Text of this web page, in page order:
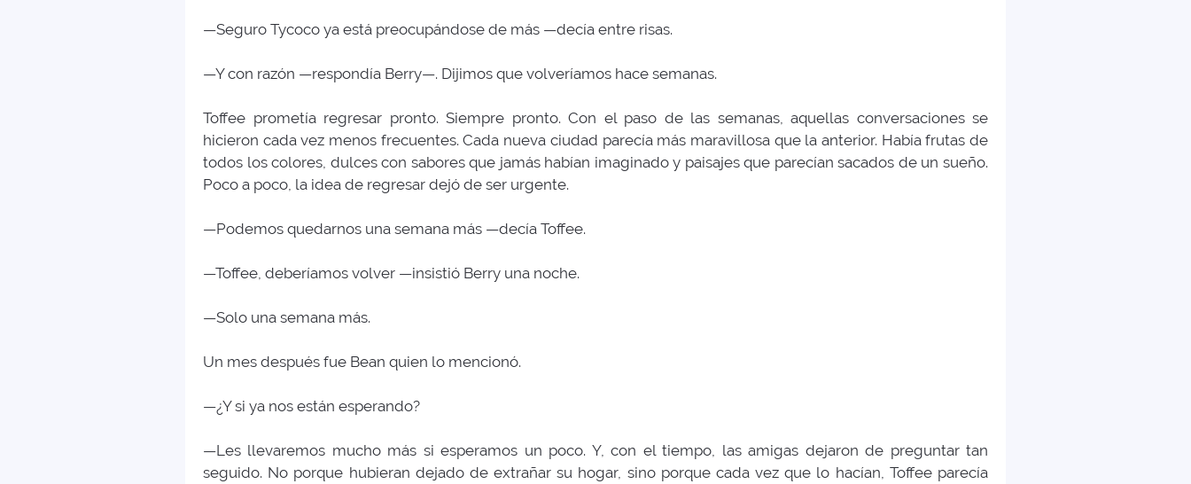
—Seguro Tycoco ya está preocupándose de más —decía entre risas.
—Y con razón —respondía Berry—. Dijimos que volveríamos hace semanas.
Toffee prometía regresar pronto. Siempre pronto. Con el paso de las semanas, aquellas conversaciones se
hicieron cada vez menos frecuentes. Cada nueva ciudad parecía más maravillosa que la anterior. Había frutas de
todos los colores, dulces con sabores que jamás habían imaginado y paisajes que parecían sacados de un sueño.
Poco a poco, la idea de regresar dejó de ser urgente.
—Podemos quedarnos una semana más —decía Toffee.
—Toffee, deberíamos volver —insistió Berry una noche.
—Solo una semana más.
Un mes después fue Bean quien lo mencionó.
—¿Y si ya nos están esperando?
—Les llevaremos mucho más si esperamos un poco. Y, con el tiempo, las amigas dejaron de preguntar tan
seguido. No porque hubieran dejado de extrañar su hogar, sino porque cada vez que lo hacían, Toffee parecía